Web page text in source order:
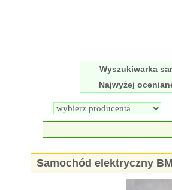
Wyszukiwarka
Najwyżej
Samochód elektryczny